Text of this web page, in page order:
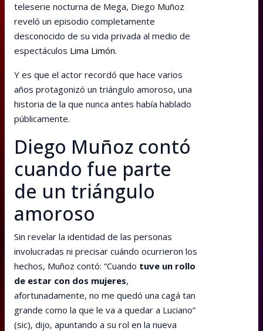
teleserie nocturna de Mega, Diego Muñoz
reveló un episodio completamente
desconocido de su vida privada al medio de
espectáculos Lima Limón.
Y es que el actor recordó que hace varios
años protagonizó un triángulo amoroso, una
historia de la que nunca antes había hablado
públicamente.
Diego Muñoz contó
cuando fue parte
de un triángulo
amoroso
Sin revelar la identidad de las personas
involucradas ni precisar cuándo ocurrieron los
hechos, Muñoz contó: “Cuando tuve un rollo
de estar con dos mujeres,
afortunadamente, no me quedó una cagá tan
grande como la que le va a quedar a Luciano”
(sic), dijo, apuntando a su rol en la nueva